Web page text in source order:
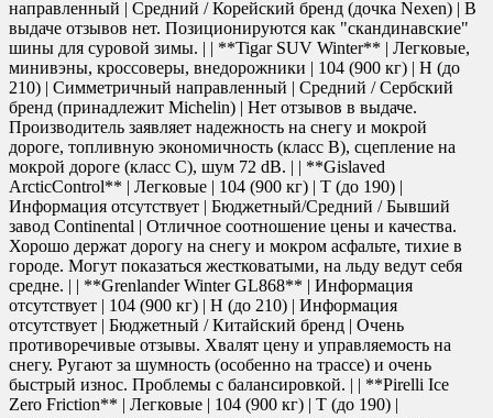
направленный | Средний / Корейский бренд (дочка Nexen) | В
выдаче отзывов нет. Позиционируются как "скандинавские"
шины для суровой зимы. | | **Tigar SUV Winter** | Легковые,
минивэны, кроссоверы, внедорожники | 104 (900 кг) | H (до
210) | Симметричный направленный | Средний / Сербский
бренд (принадлежит Michelin) | Нет отзывов в выдаче.
Производитель заявляет надежность на снегу и мокрой
дороге, топливную экономичность (класс B), сцепление на
мокрой дороге (класс C), шум 72 dB. | | **Gislaved
ArcticControl** | Легковые | 104 (900 кг) | T (до 190) |
Информация отсутствует | Бюджетный/Средний / Бывший
завод Continental | Отличное соотношение цены и качества.
Хорошо держат дорогу на снегу и мокром асфальте, тихие в
городе. Могут показаться жестковатыми, на льду ведут себя
средне. | | **Grenlander Winter GL868** | Информация
отсутствует | 104 (900 кг) | H (до 210) | Информация
отсутствует | Бюджетный / Китайский бренд | Очень
противоречивые отзывы. Хвалят цену и управляемость на
снегу. Ругают за шумность (особенно на трассе) и очень
быстрый износ. Проблемы с балансировкой. | | **Pirelli Ice
Zero Friction** | Легковые | 104 (900 кг) | T (до 190) |